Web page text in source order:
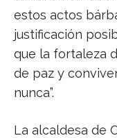
estos actos
justificación
que la fortaleza
de paz y
nunca”.
La alcaldesa de